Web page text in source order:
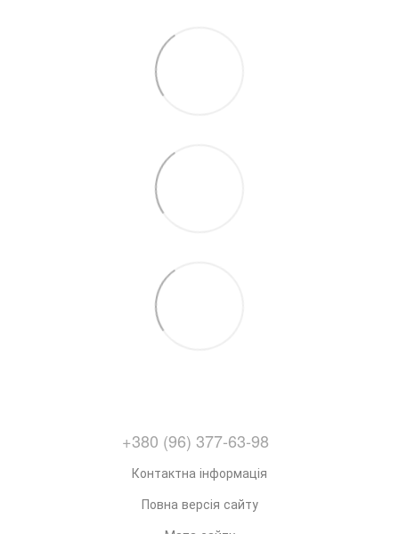
+380 (96) 377-63-98
Контактна інформація
Повна версія сайту